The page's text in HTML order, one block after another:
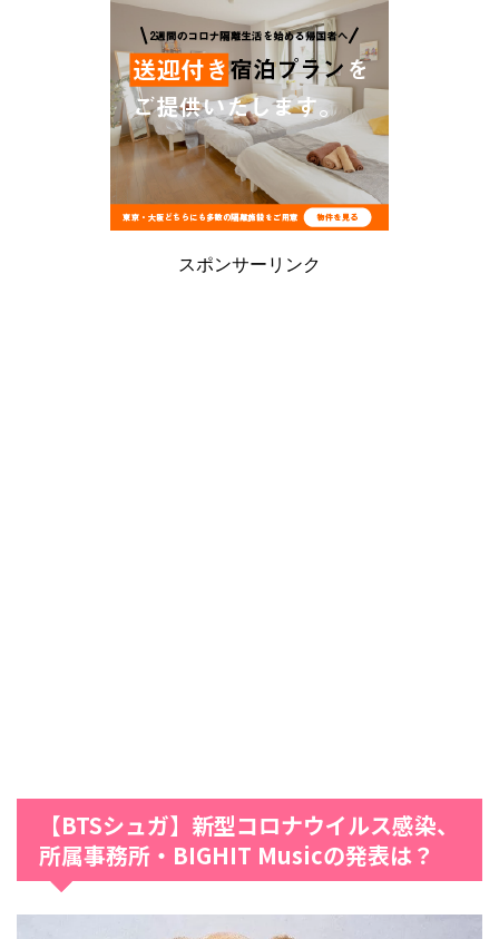
スポンサーリンク
【BTSシュガ】新型コロナウイルス感染、
所属事務所・BIGHIT Musicの発表は？